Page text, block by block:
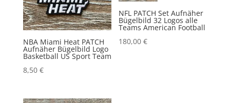
NBA Miami Heat PATCH
Aufnäher Bügelbild Logo
Basketball US Sport Team
8,50 €
NFL PATCH Set Aufnäher
Bügelbild 32 Logos alle
Teams American Football
180,00€